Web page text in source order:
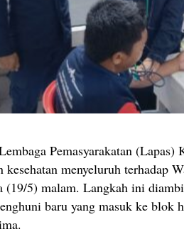
Pemasyarakatan (Lapas)
kesehatan menyeluruh terhadap
(19/5) malam. Langkah ini
baru yang masuk ke blok